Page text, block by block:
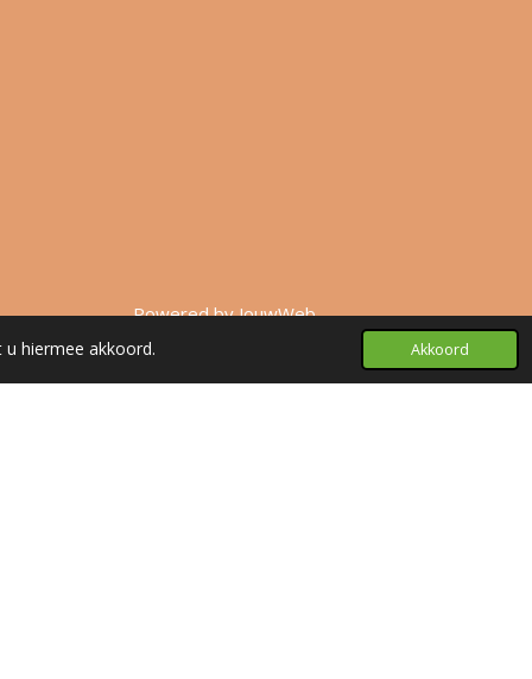
hiermee akkoord. Akkoord
Powered byJouwWeb